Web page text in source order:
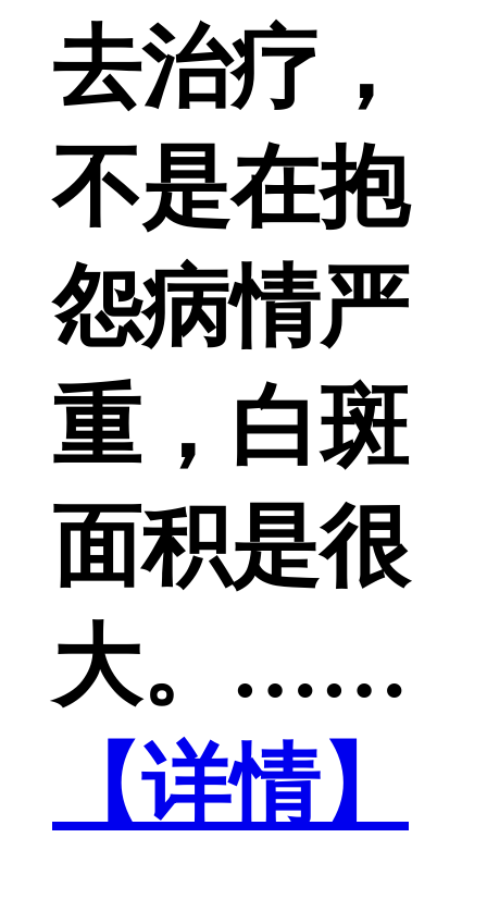
去治疗，
不是在抱
怨病情严
重，白斑
面积是很
大。……
【详情】